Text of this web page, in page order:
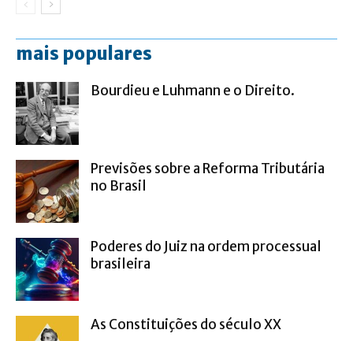
mais populares
Bourdieu e Luhmann e o Direito.
Previsões sobre a Reforma Tributária
no Brasil
Poderes do Juiz na ordem processual
brasileira
As Constituições do século XX